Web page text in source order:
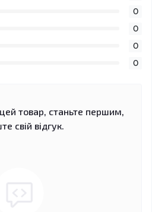
0
0
0
0
товар, станьте першим,
свій відгук.